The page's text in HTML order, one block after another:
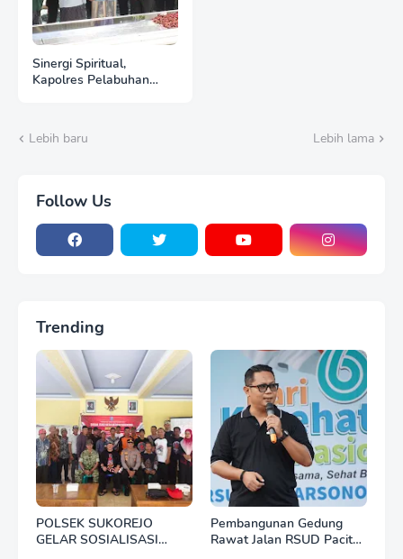
Sinergi Spiritual,
Kapolres Pelabuhan
Lebih baru
Lebih lama
Follow Us
Trending
POLSEK SUKOREJO
GELAR SOSIALISASI
Pembangunan Gedung
Rawat Jalan RSUD Pacitan